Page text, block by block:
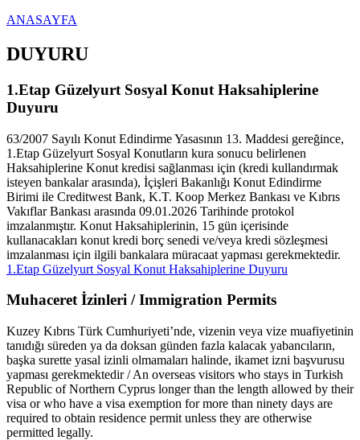
ANASAYFA
DUYURU
1.Etap Güzelyurt Sosyal Konut Haksahiplerine
Duyuru
63/2007 Sayılı Konut Edindirme Yasasının 13. Maddesi gereğince,
1.Etap Güzelyurt Sosyal Konutların kura sonucu belirlenen
Haksahiplerine Konut kredisi sağlanması için (kredi kullandırmak
isteyen bankalar arasında), İçişleri Bakanlığı Konut Edindirme
Birimi ile Creditwest Bank, K.T. Koop Merkez Bankası ve Kıbrıs
Vakıflar Bankası arasında 09.01.2026 Tarihinde protokol
imzalanmıştır. Konut Haksahiplerinin, 15 gün içerisinde
kullanacakları konut kredi borç senedi ve/veya kredi sözleşmesi
imzalanması için ilgili bankalara müracaat yapması gerekmektedir.
1.Etap Güzelyurt Sosyal Konut Haksahiplerine Duyuru
Muhaceret İzinleri / Immigration Permits
Kuzey Kıbrıs Türk Cumhuriyeti’nde, vizenin veya vize muafiyetinin
tanıdığı süreden ya da doksan günden fazla kalacak yabancıların,
başka surette yasal izinli olmamaları halinde, ikamet izni başvurusu
yapması gerekmektedir / An overseas visitors who stays in Turkish
Republic of Northern Cyprus longer than the length allowed by their
visa or who have a visa exemption for more than ninety days are
required to obtain residence permit unless they are otherwise
permitted legally.